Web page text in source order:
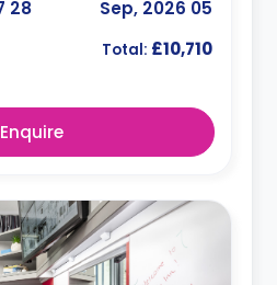
05 Sep, 2026
28 Aug, 2027
Total: £10,710
Enquire